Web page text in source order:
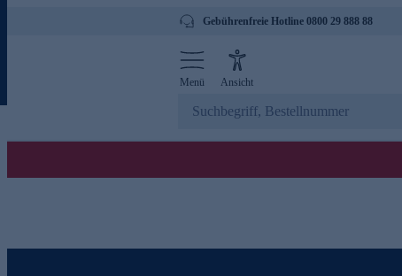
Gebührenfreie Hotline 0800 29 888 88
Menü Ansicht